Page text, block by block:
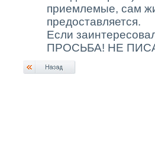
приемлемые, сам
предоставляется.
Если
ПРОСЬБА! НЕ